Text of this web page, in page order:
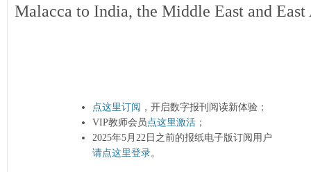
Malacca to India, the Middle East and
点这里订阅 ，开启数字报刊阅读新体验；
VIP教师会员点这里激活 ；
2025年5月22日之前的报纸电子版订阅用户
请点这里登录。